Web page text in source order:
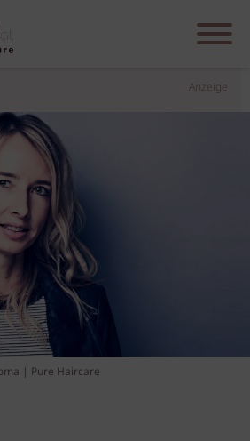
Anzeige
| Pure Haircare